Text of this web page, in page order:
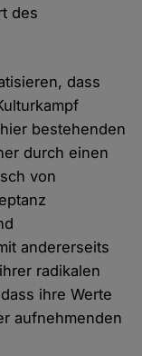
des
dass
bestehenden
durch einen
von
andererseits
radikalen
ihre Werte
aufnehmenden